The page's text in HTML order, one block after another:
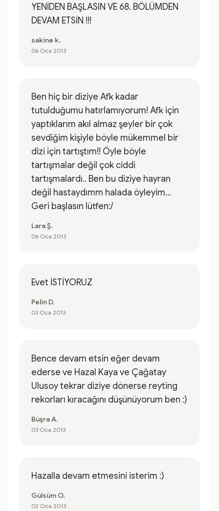
YENİDEN BAŞLASIN VE 68. BÖLÜMDEN
DEVAM ETSİN !!!
sakine k.
06 Oca 2013
Ben hiç bir diziye Afk kadar
tutulduğumu hatırlamıyorum! Afk için
yaptıklarım akıl almaz şeyler bir çok
sevdiğim kişiyle böyle mükemmel bir
dizi için tartıştım!! Öyle böyle
tartışmalar değil çok ciddi
tartışmalardı.. Ben bu diziye hayran
değil hastaydımm halada öyleyim...
Geri başlasın lütfen:/
Lara Ş.
06 Oca 2013
Evet İSTİYORUZ
Pelin D.
03 Oca 2013
Bence devam etsin eğer devam
ederse ve Hazal Kaya ve Çağatay
Ulusoy tekrar diziye dönerse reyting
rekorları kıracağını düşünüyorum ben :)
Büşra A.
03 Oca 2013
Hazalla devam etmesini isterim :)
Gülsüm O.
02 Oca 2013